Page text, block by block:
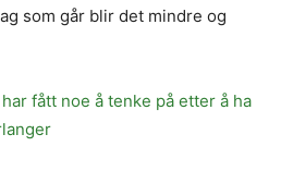
som går blir det mindre og
fått noe å tenke på etter å ha